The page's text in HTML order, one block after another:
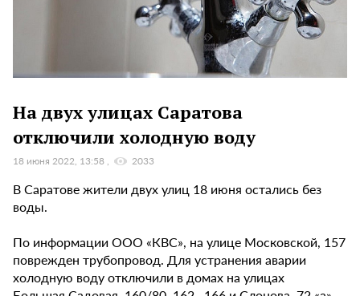
На двух улицах Саратова
отключили холодную воду
18 июня 2022, 13:58 2033
В Саратове жители двух улиц 18 июня остались без
воды.
По информации ООО «КВС», на улице Московской, 157
поврежден трубопровод. Для устранения аварии
холодную воду отключили в домах на улицах